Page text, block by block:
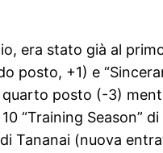
era stato già al
posto, +1) e
posto (-3)
“Training Season”
Tananai (nuova